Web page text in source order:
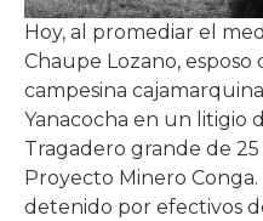
Hoy, al promediar el
Chaupe Lozano, esposo
campesina
Yanacocha en un litigio
Tragadero grande de
Proyecto Minero
detenido por efectivos